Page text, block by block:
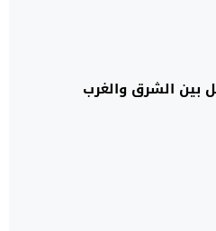
بين الشرق والغرب